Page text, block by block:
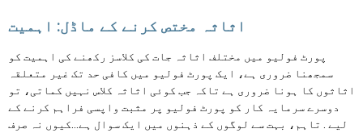
اثاثہ مختص کرنے کے ماڈل: اہمیت
پورٹ فولیو میں مختلف اثاثہ جات کی کلاسز رکھنے کی اہمیت کو
سمجھنا ضروری ہے، ایک پورٹ فولیو میں کافی حد تک غیر متعلقہ
اثاثوں کا ہونا ضروری ہے تاکہ جب کوئی اثاثہ کلاس نہیں کماتی، تو
دوسرے سرمایہ کار کو پورٹ فولیو پر مثبت واپسی فراہم کرنے کے
لیے . تاہم، بہت سے لوگوں کے ذہنوں میں ایک سوال ہے…کیوں نہ صرف